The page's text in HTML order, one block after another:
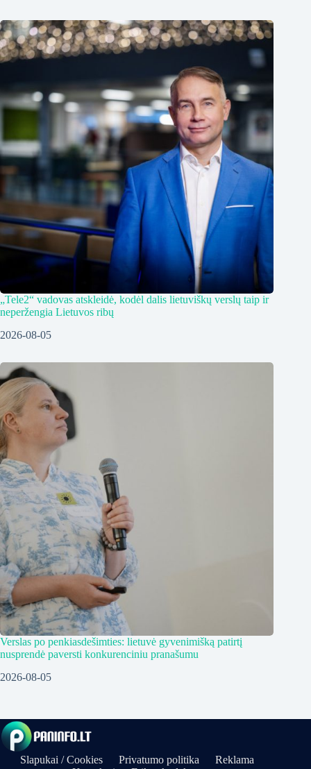
„Tele2“ vadovas atskleidė, kodėl dalis lietuviškų verslų taip ir
neperžengia Lietuvos ribų
2026-08-05
Verslas po penkiasdešimties: lietuvė gyvenimišką patirtį
nusprendė paversti konkurenciniu pranašumu
2026-08-05
Slapukai / Cookies Privatumo politika
Reklama